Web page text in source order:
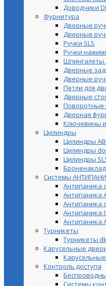
Доводчики
Фурнитура
Дверные
Дверные
Ручки SLS
Ручки
Шпингалеты
Дверные
Дверные
Петли для
Дверные
Поворотные
Дверная
Ключевины
Цилиндры
Цилиндры
Цилиндры
Цилиндры
Системы
Антипаника
Антипаника
Антипаника
Антипаника
Антипаника
Турникеты
Турникеты
Карусельные
Контроль доступа
Системы